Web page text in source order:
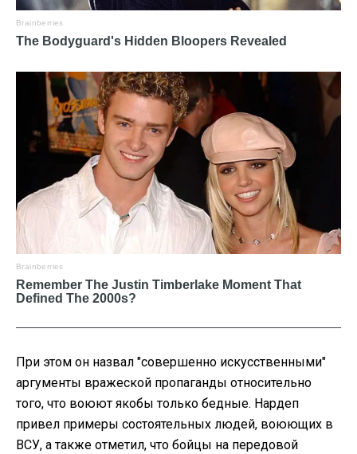
При этом он назвал "совершенно искусственными"
аргументы вражеской пропаганды относительно
того, что воюют якобы только бедные. Нардеп
привел примеры состоятельных людей, воюющих в
ВСУ, а также отметил, что бойцы на передовой